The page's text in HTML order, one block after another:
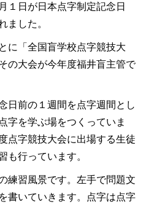
１日が日本点字制定記念日
ました。
に「全国盲学校点字競技大
の大会が今年度福井盲主管で
日前の１週間を点字週間とし
字を学ぶ場をつくっていま
点字競技大会に出場する生徒
も行っています。
練習風景です。左手で問題文
書いていきます。点字は点字